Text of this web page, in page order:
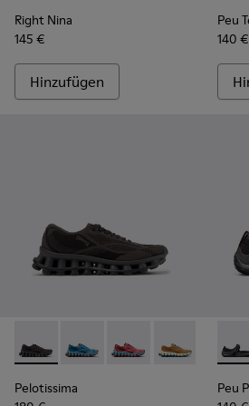
Right Nina
145 €
Hinzufügen
Peu
140 €
Pelotissima - K201922-006 -
Pelotissima - K201922-011
Pelotissima -Pelotissima -
Pelotissima
Peu